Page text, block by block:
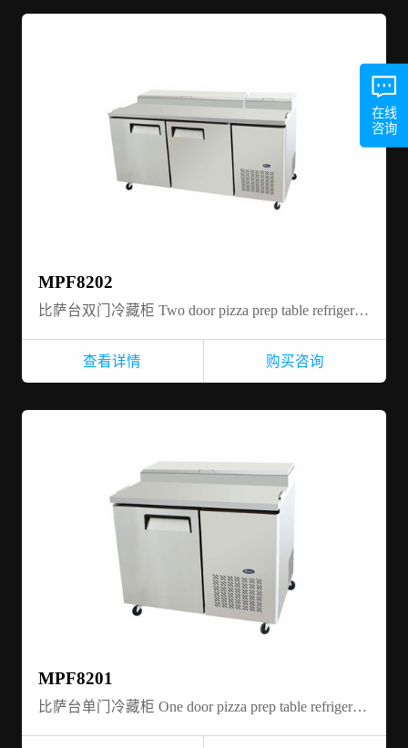
MPF8202
比萨台双门冷藏柜 Two door pizza prep table refrigerator
查看详情 购买咨询
MPF8201
比萨台单门冷藏柜 One door pizza prep table refrigerator
在线
咨询